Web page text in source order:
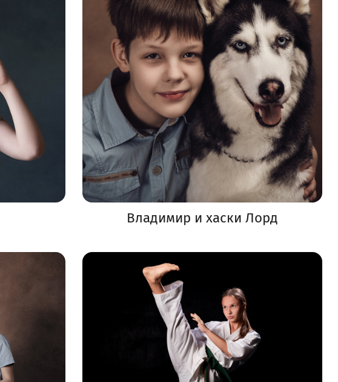
Владимир и хаски Лорд